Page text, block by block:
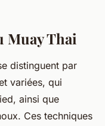
Muay Thai
distinguent par
variées, qui
ainsi que
Ces techniques